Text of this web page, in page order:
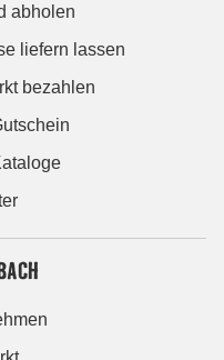
abholen
liefern lassen
bezahlen